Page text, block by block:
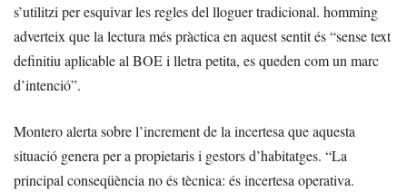
s’utilitzi per esquivar les regles del lloguer tradicional. homming
adverteix que la lectura més pràctica en aquest sentit és “sense text
definitiu aplicable al BOE i lletra petita, es queden com un marc
d’intenció”.
Montero alerta sobre l’increment de la incertesa que aquesta
situació genera per a propietaris i gestors d’habitatges. “La
principal conseqüència no és tècnica: és incertesa operativa.